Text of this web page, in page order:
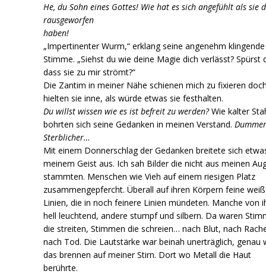
He, du Sohn eines Gottes! Wie hat es sich angefühlt als sie
rausgeworfen
haben!
„Impertinenter Wurm,“ erklang seine angenehm klingende
Stimme. „Siehst du wie deine Magie dich verlässt? Spürst
dass sie zu mir strömt?“
Die Zantim in meiner Nähe schienen mich zu fixieren
hielten sie inne, als würde etwas sie festhalten.
Du willst wissen wie es ist befreit zu werden?Wie kalter
bohrten sich seine Gedanken in meinen Verstand.
Sterblicher…
Mit einem Donnerschlag der Gedanken breitete sich
meinem Geist aus. Ich sah Bilder die nicht aus meinen
stammten. Menschen wie Vieh auf einem riesigen Platz
zusammengepfercht. Überall auf ihren Körpern feine
Linien, die in noch feinere Linien mündeten. Manche von
hell leuchtend, andere stumpf und silbern. Da waren
die streiten, Stimmen die schreien… nach Blut, nach
nach Tod. Die Lautstärke war beinah unerträglich, genau
das brennen auf meiner Stirn. Dort wo Metall die Haut
berührte.